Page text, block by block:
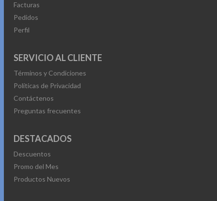
Facturas
Pedidos
Perfil
SERVICIO AL CLIENTE
Términos y Condiciones
Políticas de Privacidad
Contáctenos
Preguntas frecuentes
DESTACADOS
Descuentos
Promo del Mes
Productos Nuevos